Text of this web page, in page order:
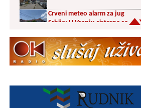
Crveni meteo alarm za jug
Srbije: U Vranju cisterna sa
Šesnaest orkestara u trci za
prestižne nagrade 65.
Dragačevskog sabora trubača:
Akcija dobrovoljnog davanja
krvi PU Vranje na Besnoj Kobili